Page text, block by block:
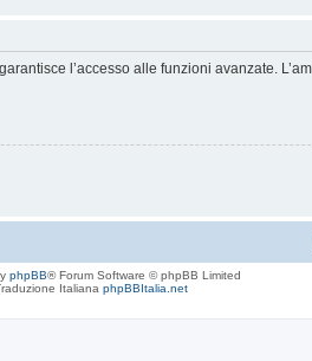
l’accesso alle funzioni avanzate.
phpBB® Forum Software © phpBB Limited
Italiana phpBBItalia.net